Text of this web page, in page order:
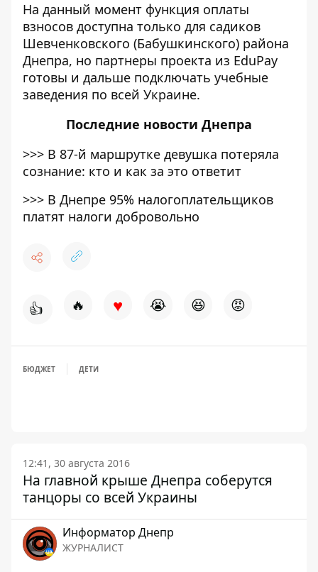
На данный момент функция оплаты
взносов доступна только для садиков
Шевченковского (Бабушкинского) района
Днепра, но партнеры проекта из EduPay
готовы и дальше подключать учебные
заведения по всей Украине.
Последние новости Днепра
>>> В 87-й маршрутке девушка потеряла
сознание: кто и как за это ответит
>>> В Днепре 95% налогоплательщиков
платят налоги добровольно
👍 🔥 ♥ 😭 😆 😡
БЮДЖЕТ ДЕТИ
12:41, 30 августа 2016
На главной крыше Днепра соберутся
танцоры со всей Украины
Информатор Днепр
ЖУРНАЛИСТ